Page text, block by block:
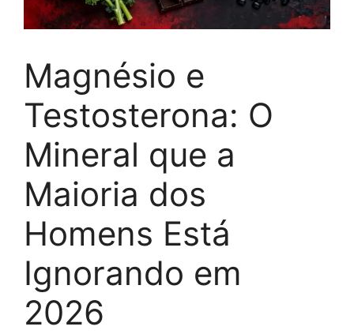
Magnésio e
Testosterona: O
Mineral que a
Maioria dos
Homens Está
Ignorando em
2026